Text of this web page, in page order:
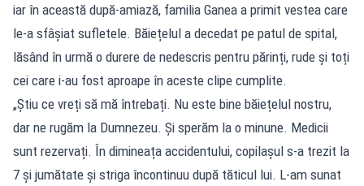
iar în această după-amiază, familia Ganea a primit vestea care
le-a sfâșiat sufletele. Băiețelul a decedat pe patul de spital,
lăsând în urmă o durere de nedescris pentru părinți, rude și toți
cei care i-au fost aproape în aceste clipe cumplite.
„Știu ce vreți să mă întrebați. Nu este bine băiețelul nostru,
dar ne rugăm la Dumnezeu. Și sperăm la o minune. Medicii
sunt rezervați. În dimineața accidentului, copilașul s-a trezit la
7 și jumătate și striga încontinuu după tăticul lui. L-am sunat